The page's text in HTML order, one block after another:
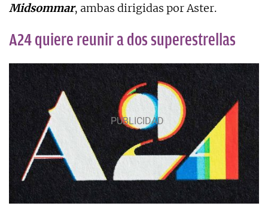
Midsommar, ambas dirigidas por Aster.
A24 quiere reunir a dos superestrellas